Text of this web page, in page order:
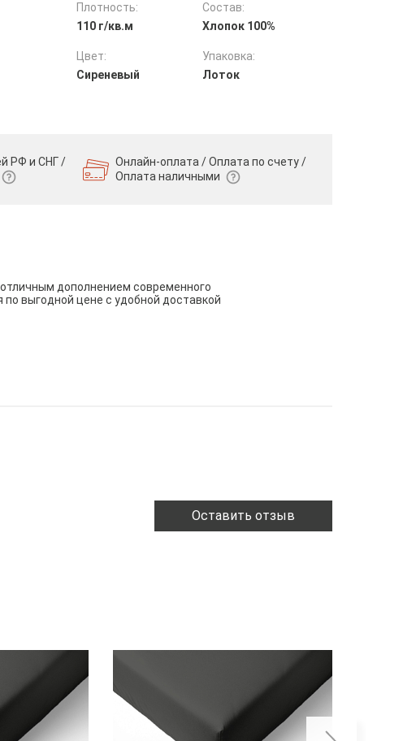
Плотность:
110 г/кв.м
Состав:
Хлопок 100%
Цвет:
Сиреневый
Упаковка:
Лоток
РФ и СНГ /
Онлайн-оплата / Оплата по счету /
Оплата наличными
дополнением современного
выгодной цене с удобной доставкой
Оставить отзыв